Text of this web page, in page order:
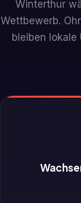
Winterthur
Wettbewerb.
bleiben lokale